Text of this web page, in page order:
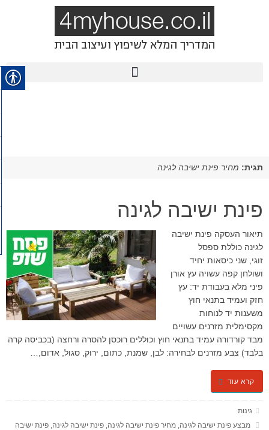
תגית: מחיר פינת ישיבה לגינה
פינת ישיבה לגינה
תיאור העסקה פינת ישיבה
לגינה כוללת ספסל
זוגי, שני כיסאות יחיד
ושולחן קפה עשויה עץ אורן
פיני מלא בעבודת יד: עץ
חזק ועמיד בתנאי חוץ
משענות יד לנוחות
מקסימלית מזרנים עשויים
מבד קורדורה עמיד בתנאי חוץ וכוללים רוכסן להסרה ורחצה (בכביסה קרה
בלבד) צבע מזרנים לבחירה: לבן, שמנת, כתום, ירוק, סגול, אדום,…
קרא עוד
גינות
מבצע פינת ישיבה לגינה מחיר פינת ישיבה לגינה פינת ישיבה לגינה פינת ישיבה